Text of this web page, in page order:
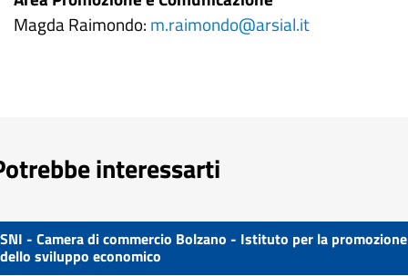
Magda Raimondo: m.raimondo@arsial.it
interessarti
SNI - Camera di commercio Bolzano - Istituto per la promozione
dello sviluppo economico